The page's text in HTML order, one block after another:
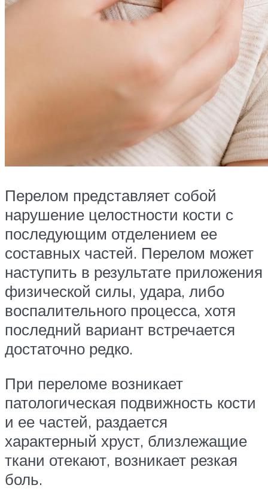
Перелом представляет собой
нарушение целостности кости с
последующим отделением ее
составных частей. Перелом может
наступить в результате приложения
физической силы, удара, либо
воспалительного процесса, хотя
последний вариант встречается
достаточно редко.
При переломе возникает
патологическая подвижность кости
и ее частей, раздается
характерный хруст, близлежащие
ткани отекают, возникает резкая
боль.